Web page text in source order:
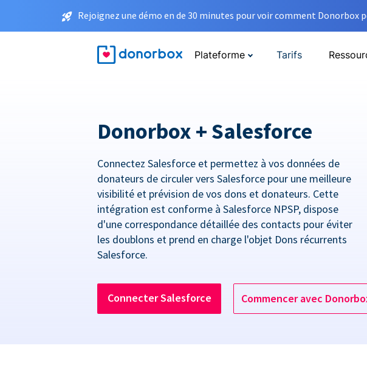
Rejoignez une démo en de 30 minutes pour voir comment Donorbox
Plateforme Tarifs
Donorbox + Salesforce
Connectez Salesforce et permettez à vos données de
donateurs de circuler vers Salesforce pour une meilleure
visibilité et prévision de vos dons et donateurs. Cette
intégration est conforme à Salesforce NPSP, dispose
d'une correspondance détaillée des contacts pour éviter
les doublons et prend en charge l'objet Dons récurrents
Salesforce.
Connecter Salesforce Commencer avec